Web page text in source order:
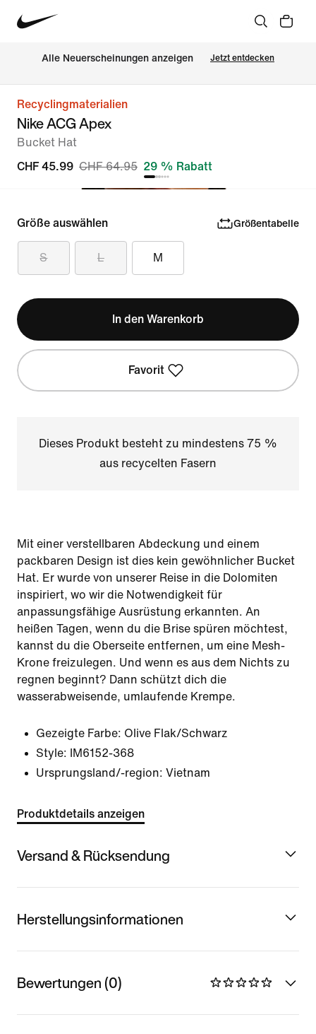
Alle Neuerscheinungen anzeigen Jetzt entdecken
Recyclingmaterialien
Nike ACG Apex
Bucket Hat
CHF 45.99 CHF 64.95 29 % Rabatt
Größe auswählen Größentabelle
S L M
In den Warenkorb
Favorit
Dieses Produkt besteht zu mindestens 75 %
aus recycelten Fasern
Mit einer verstellbaren Abdeckung und einem
packbaren Design ist dies kein gewöhnlicher Bucket
Hat. Er wurde von unserer Reise in die Dolomiten
inspiriert, wo wir die Notwendigkeit für
anpassungsfähige Ausrüstung erkannten. An
heißen Tagen, wenn du die Brise spüren möchtest,
kannst du die Oberseite entfernen, um eine Mesh-
Krone freizulegen. Und wenn es aus dem Nichts zu
regnen beginnt? Dann schützt dich die
wasserabweisende, umlaufende Krempe.
Gezeigte Farbe: Olive Flak/Schwarz
Style:
IM6152-368
Ursprungsland/-region: Vietnam
Produktdetails anzeigen
Versand & Rücksendung
Herstellungsinformationen
Bewertungen (0)